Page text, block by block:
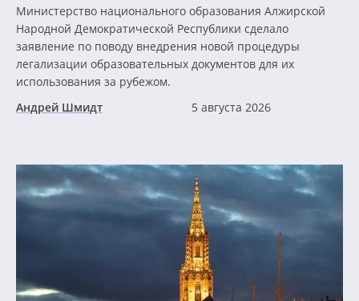
Министерство национального образования Алжирской
Народной Демократической Республики сделало
заявление по поводу внедрения новой процедуры
легализации образовательных документов для их
использования за рубежом.
Андрей Шмидт
5 августа 2026